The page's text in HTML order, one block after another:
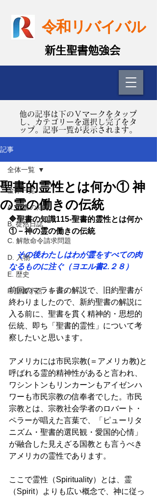
令和リバイバル
​新生聖書勉強会
​他の記事は下のＶマークをタップ
し、カテゴリーを選択し完了をタ
ップ。記事一覧が表示されます。
記事
全体一覧
A. 聖書の知識
B. 徒然日誌
C. 解散命令請求問題
D. 人物
E. 歴史
F. 聖書小話・レジメ
全体一覧
聖書的霊性とは何か① 神
の霊の働きの伝統
🔷聖書の知識115-聖書的霊性とは何か
①－神の霊の働きの伝統
その後わたしはわが霊をすべての肉
なるものに注ぐ（ヨエル書2.２８）
前回のマラキ書の解説で、旧約聖書が
終わりましたので、新約聖書の解説に
入る前に、聖書を貫く精神的・思想的
伝統、即ち「聖書的霊性」について考
察したいと思います。
アメリカには市民宗教(＝アメリカ教)と
呼ばれる霊的精神性があると言われ、
ワシントンもリンカーンもアイゼンハ
ワーも市民宗教の信奉者でした。市民
宗教とは、宗教社会学者のロバート・
ペラーが唱えた言葉で、「ピューリタ
ニズム・聖書的選民観・愛国的心情」
が融合した見えざる国教とも言うべき
アメリカの霊性であります。
ここで霊性（Spirituality）とは、霊
（Spirit）よりも広い概念で、神に従っ